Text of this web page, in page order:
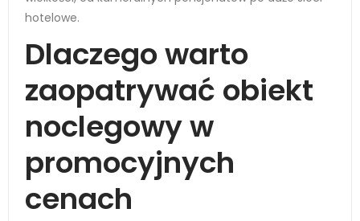
hotelowe.
Dlaczego warto
zaopatrywać obiekt
noclegowy w
promocyjnych
cenach